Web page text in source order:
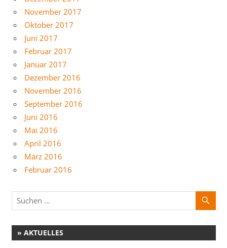
November 2017
Oktober 2017
Juni 2017
Februar 2017
Januar 2017
Dezember 2016
November 2016
September 2016
Juni 2016
Mai 2016
April 2016
März 2016
Februar 2016
» AKTUELLES